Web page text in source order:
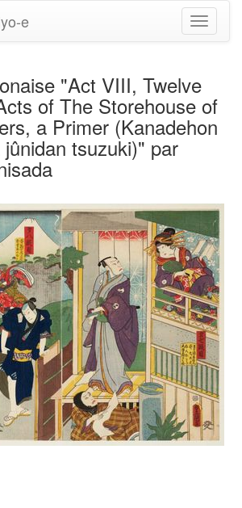
Basculer
la
e
"Act VIII, Twelve
of The Storehouse of
a Primer (Kanadehon
tsuzuki)" par